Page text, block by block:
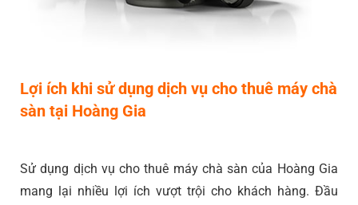
Lợi ích khi sử dụng dịch vụ cho thuê máy chà
sàn tại Hoàng Gia
Sử dụng dịch vụ cho thuê máy chà sàn của Hoàng Gia
mang lại nhiều lợi ích vượt trội cho khách hàng. Đầu